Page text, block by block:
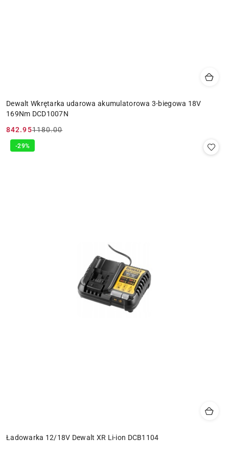
Dewalt Wkrętarka udarowa akumulatorowa 3-biegowa 18V
169Nm DCD1007N
Cena
promocyjna:
842.95
Cena
przed
1180.00
Ładowarka 12/18V Dewalt XR Li-ion DCB1104
-29%